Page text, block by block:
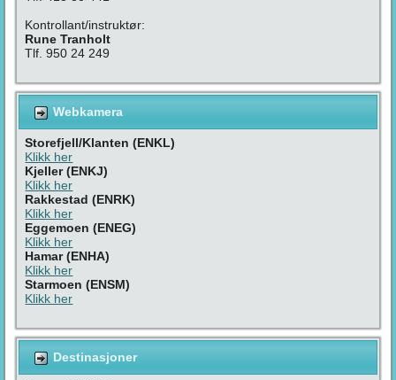
Kontrollant/instruktør:
Rune Tranholt
Tlf. 950 24 249
Webkamera
Storefjell/Klanten (ENKL)
Klikk her
Kjeller (ENKJ)
Klikk her
Rakkestad (ENRK)
Klikk her
Eggemoen (ENEG)
Klikk her
Hamar (ENHA)
Klikk her
Starmoen (ENSM)
Klikk her
Destinasjoner